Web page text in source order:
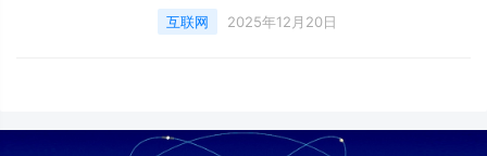
人工智能数据中心存在“泡沫”的说法。苏世民
表示，黑石的业务模式是投资建设数据中心与
互联网 2025年12月20日